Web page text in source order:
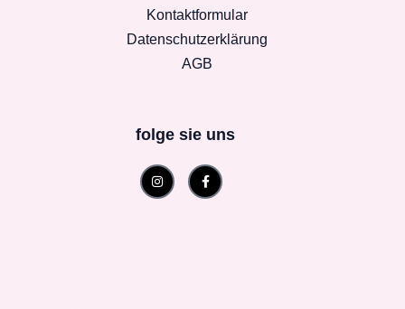
folge sie uns
InstagramFacebook-
f
Kontaktformular
Datenschutzerklärung
AGB